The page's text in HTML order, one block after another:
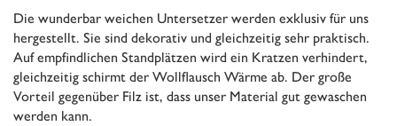
Die wunderbar weichen Untersetzer werden exklusiv für uns
hergestellt. Sie sind dekorativ und gleichzeitig sehr praktisch.
Auf empfindlichen Standplätzen wird ein Kratzen verhindert,
gleichzeitig schirmt der Wollflausch Wärme ab. Der große
Vorteil gegenüber Filz ist, dass unser Material gut gewaschen
werden kann.